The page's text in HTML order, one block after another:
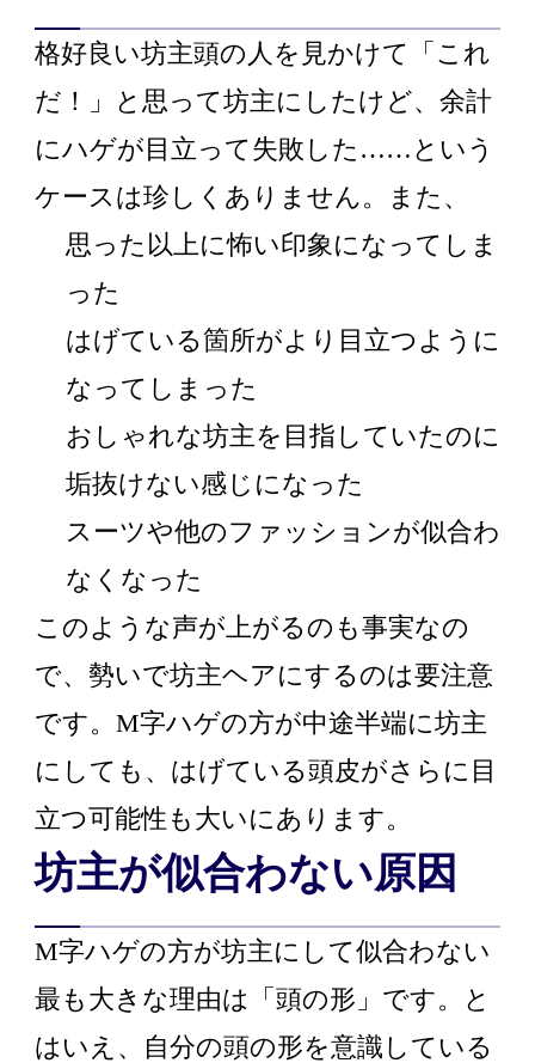
格好良い坊主頭の人を見かけて「これ
だ！」と思って坊主にしたけど、余計
にハゲが目立って失敗した……という
ケースは珍しくありません。また、
思った以上に怖い印象になってしま
った
はげている箇所がより目立つように
なってしまった
おしゃれな坊主を目指していたのに
垢抜けない感じになった
スーツや他のファッションが似合わ
なくなった
このような声が上がるのも事実なの
で、勢いで坊主ヘアにするのは要注意
です。M字ハゲの方が中途半端に坊主
にしても、はげている頭皮がさらに目
立つ可能性も大いにあります。
坊主が似合わない原因
M字ハゲの方が坊主にして似合わない
最も大きな理由は「頭の形」です。と
はいえ、自分の頭の形を意識している